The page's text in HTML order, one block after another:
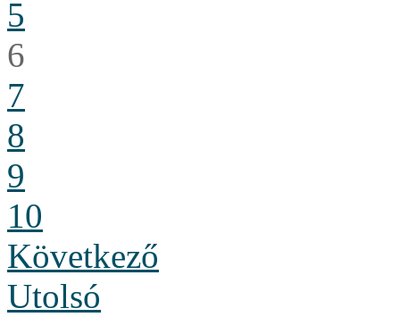
5
6
7
8
9
10
Következő
Utolsó